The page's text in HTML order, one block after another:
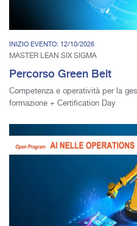
INIZIO EVENTO: 12/10/2026
MASTER LEAN SIX SIGMA
Percorso Green Belt
Competenza e operatività per la
formazione + Certification Day